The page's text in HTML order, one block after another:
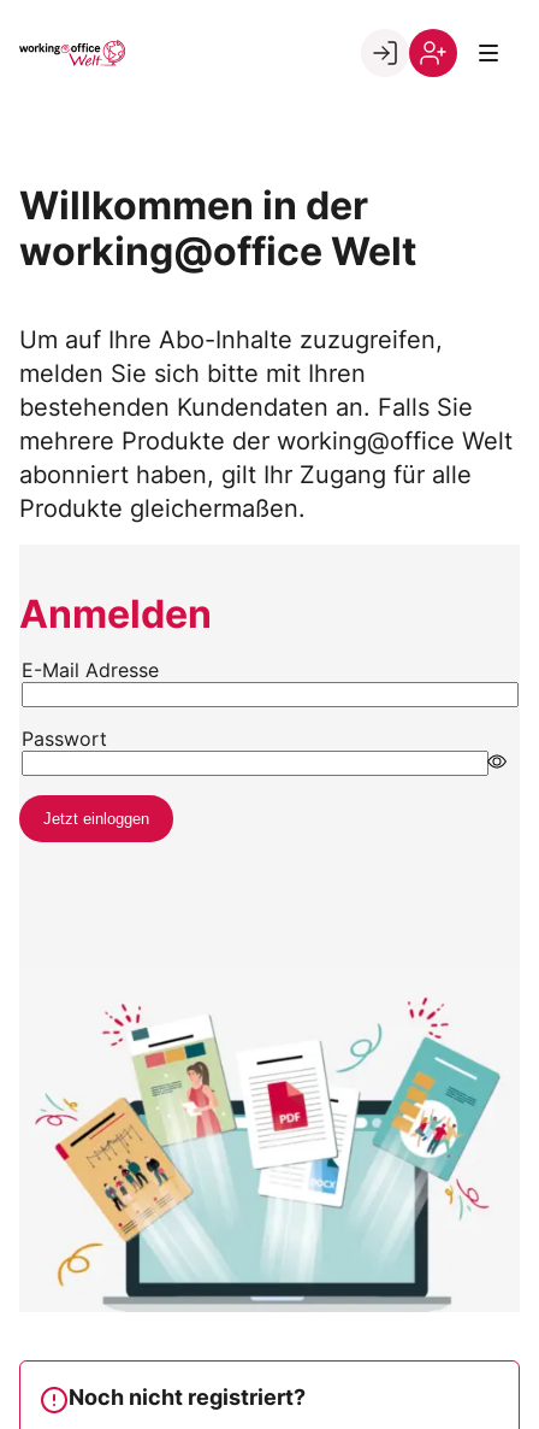
Go to landing page.
Welt
Willkommen in der
working@office Welt
Um auf Ihre Abo-Inhalte zuzugreifen,
melden Sie sich bitte mit Ihren
bestehenden Kundendaten an. Falls Sie
mehrere Produkte der working@office Welt
abonniert haben, gilt Ihr Zugang für alle
Produkte gleichermaßen.
Anmelden
Noch nicht registriert?